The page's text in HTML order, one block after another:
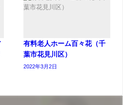
有料老人ホーム百々花（千
葉市花見川区）
2022年3月2日